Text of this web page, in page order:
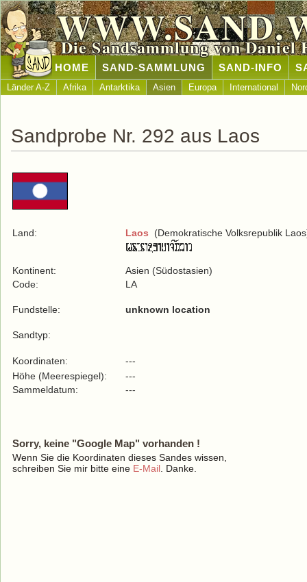
Die Sandsammlung von Daniel
HOME SAND-SAMMLUNG SAND-INFO
Länder A-Z Afrika Antarktika Asien Europa International
Sandprobe Nr. 292 aus Laos
Land: Laos (Demokratische Volksrepublik
Kontinent:
Asien (Südostasien)
Code:
LA
Fundstelle: unknown location
Sandtyp:
Koordinaten:
---
Höhe (Meerespiegel):
---
Sammeldatum:
---
Sorry, keine "Google Map" vorhanden !
Wenn Sie die Koordinaten dieses Sandes wissen,
schreiben Sie mir bitte eine E-Mail . Danke.